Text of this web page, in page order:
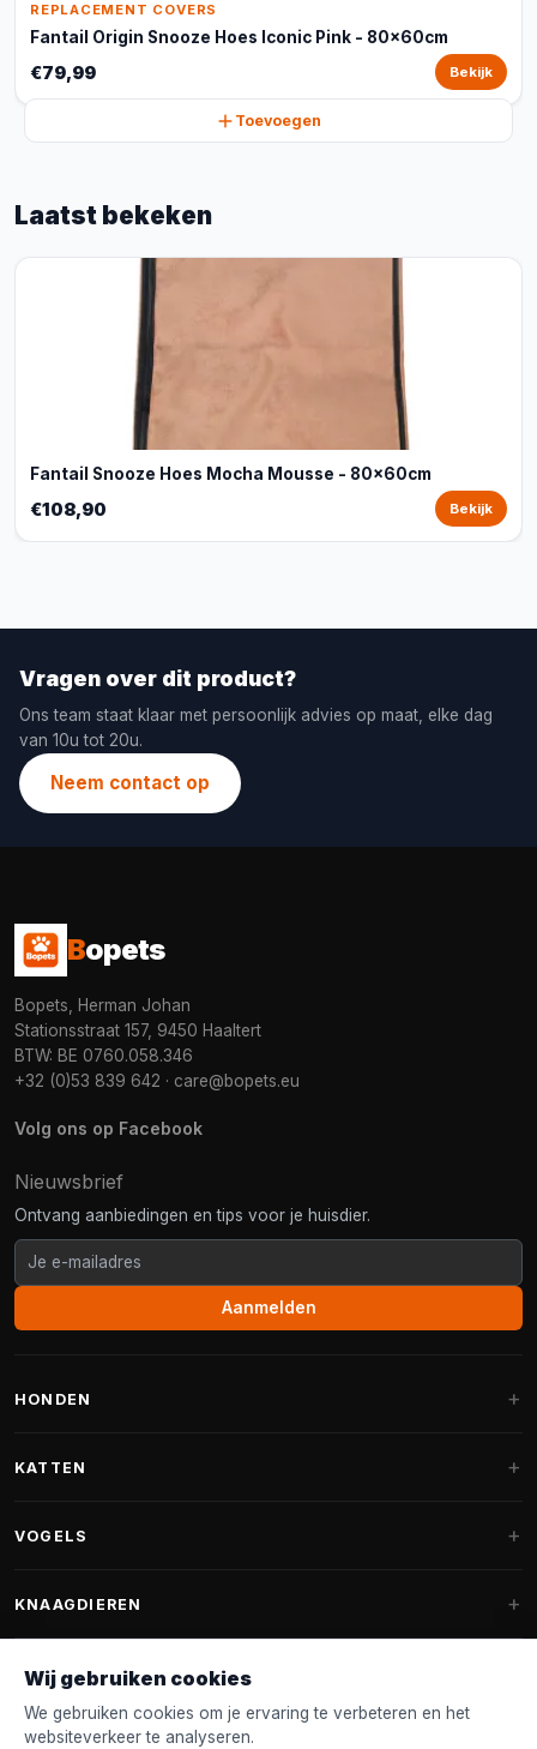
REPLACEMENT COVERS
Fantail Origin Snooze Hoes Iconic Pink - 80x60cm
€79,99 Bekijk
Toevoegen
Laatst bekeken
Fantail Snooze Hoes Mocha Mousse - 80x60cm
€108,90 Bekijk
Vragen over dit product?
Ons team staat klaar met persoonlijk advies op maat, elke dag
van 10u tot 20u.
Neem contact op
Bopets
Bopets, Herman Johan
Stationsstraat 157, 9450 Haaltert
BTW: BE 0760.058.346
+32 (0)53 839 642 · care@bopets.eu
Volg ons op Facebook
Nieuwsbrief
Ontvang aanbiedingen en tips voor je huisdier.
Aanmelden
HONDEN
Fantail hondenmanden
Hondenspeelgoed
Halsband & Lijn
KATTEN
Krabpalen voor Maine Coon
VOGELS
Vogelvoer binnenvogels
Voederhuisjes
Nestkastjes & Nesting
KNAAGDIEREN
Knaagdierenvoer
Wij gebruiken cookies
We gebruiken cookies om je ervaring te verbeteren en het
websiteverkeer te analyseren.